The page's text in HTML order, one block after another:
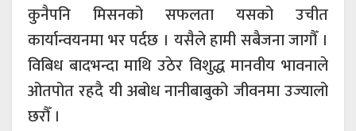
कुनैपनि मिसनको सफलता यसको उचीत
कार्यान्वयनमा भर पर्दछ । यसैले हामी सबैजना जागौँ ।
विबिध बादभन्दा माथि उठेर विशुद्ध मानवीय भावनाले
ओतपोत रहदै यी अबोध नानीबाबुको जीवनमा उज्यालो
छरौँ ।